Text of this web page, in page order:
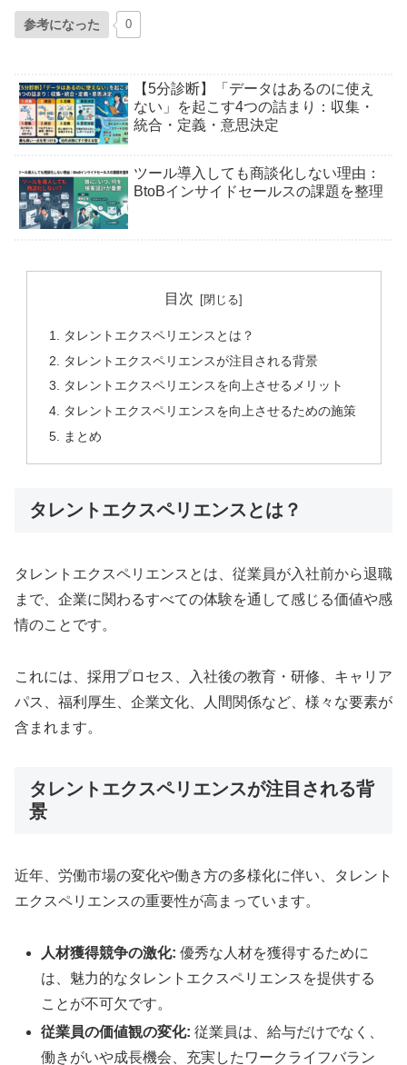
参考になった 0
【5分診断】「データはあるのに使え
ない」を起こす4つの詰まり：収集・
統合・定義・意思決定
ツール導入しても商談化しない理由：
BtoBインサイドセールスの課題を整理
目次
タレントエクスペリエンスとは？
タレントエクスペリエンスが注目される背景
タレントエクスペリエンスを向上させるメリット
タレントエクスペリエンスを向上させるための施策
まとめ
タレントエクスペリエンスとは？
タレントエクスペリエンスとは、従業員が入社前から退職
まで、企業に関わるすべての体験を通して感じる価値や感
情のことです。
これには、採用プロセス、入社後の教育・研修、キャリア
パス、福利厚生、企業文化、人間関係など、様々な要素が
含まれます。
タレントエクスペリエンスが注目される背
景
近年、労働市場の変化や働き方の多様化に伴い、タレント
エクスペリエンスの重要性が高まっています。
人材獲得競争の激化: 優秀な人材を獲得するために
は、魅力的なタレントエクスペリエンスを提供する
ことが不可欠です。
従業員の価値観の変化: 従業員は、給与だけでなく、
働きがいや成長機会、充実したワークライフバラン